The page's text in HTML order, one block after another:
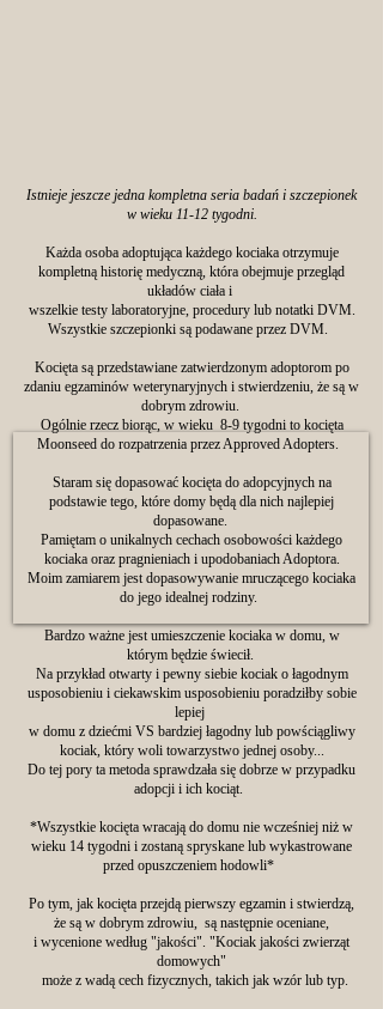
Istnieje jeszcze jedna kompletna seria badań i szczepionek
w wieku 11-12 tygodni.
Każda osoba adoptująca każdego kociaka otrzymuje
kompletną historię medyczną, która obejmuje przegląd
układów ciała i
wszelkie testy laboratoryjne, procedury lub notatki DVM.
Wszystkie szczepionki są podawane przez DVM.
Kocięta są przedstawiane zatwierdzonym adoptorom po
zdaniu egzaminów weterynaryjnych i stwierdzeniu, że są w
dobrym zdrowiu.
Ogólnie rzecz biorąc, w wieku 8-9 tygodni to kocięta
Moonseed do rozpatrzenia przez Approved Adopters.
Staram się dopasować kocięta do adopcyjnych na
podstawie tego, które domy będą dla nich najlepiej
dopasowane.
Pamiętam o unikalnych cechach osobowości każdego
kociaka oraz pragnieniach i upodobaniach Adoptora.
Moim zamiarem jest dopasowywanie mruczącego kociaka
do jego idealnej rodziny.
Bardzo ważne jest umieszczenie kociaka w domu, w
którym będzie świecił.
Na przykład otwarty i pewny siebie kociak o łagodnym
usposobieniu i ciekawskim usposobieniu poradziłby sobie
lepiej
w domu z dziećmi VS bardziej łagodny lub powściągliwy
kociak, który woli towarzystwo jednej osoby...
Do tej pory ta metoda sprawdzała się dobrze w przypadku
adopcji i ich kociąt.
*Wszystkie kocięta wracają do domu nie wcześniej niż w
wieku 14 tygodni i zostaną spryskane lub wykastrowane
przed opuszczeniem hodowli*
Po tym, jak kocięta przejdą pierwszy egzamin i stwierdzą,
że są w dobrym zdrowiu, są następnie oceniane,
i wycenione według "jakości". "Kociak jakości zwierząt
domowych"
może z wadą cech fizycznych, takich jak wzór lub typ.